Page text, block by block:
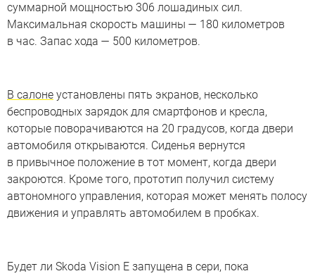
суммарной мощностью 306 лошадиных сил.
Максимальная скорость машины — 180 километров
в час. Запас хода — 500 километров.
В салоне установлены пять экранов, несколько
беспроводных зарядок для смартфонов и кресла,
которые поворачиваются на 20 градусов, когда двери
автомобиля открываются. Сиденья вернутся
в привычное положение в тот момент, когда двери
закроются. Кроме того, прототип получил систему
автономного управления, которая может менять полосу
движения и управлять автомобилем в пробках.
Будет ли Skoda Vision E запущена в сери, пока